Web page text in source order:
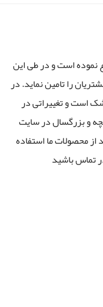
را شروع نموده است و در طی این
را تامین نماید. در
است و تغییراتی در
و بزرگسال در سایت
محصولات ما استفاده
تماس باشید